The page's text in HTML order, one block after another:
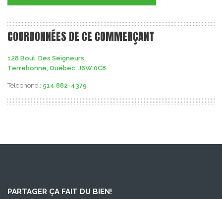
COORDONNÉES DE CE COMMERÇANT
128 Boul. Des Seigneurs,
Terrebonne, Québec J6W 0C8
Téléphone : 514 882-4379
PARTAGER ÇA FAIT DU BIEN!